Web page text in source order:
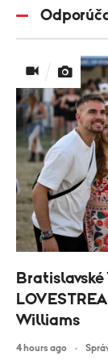
Williams
4 hours ago